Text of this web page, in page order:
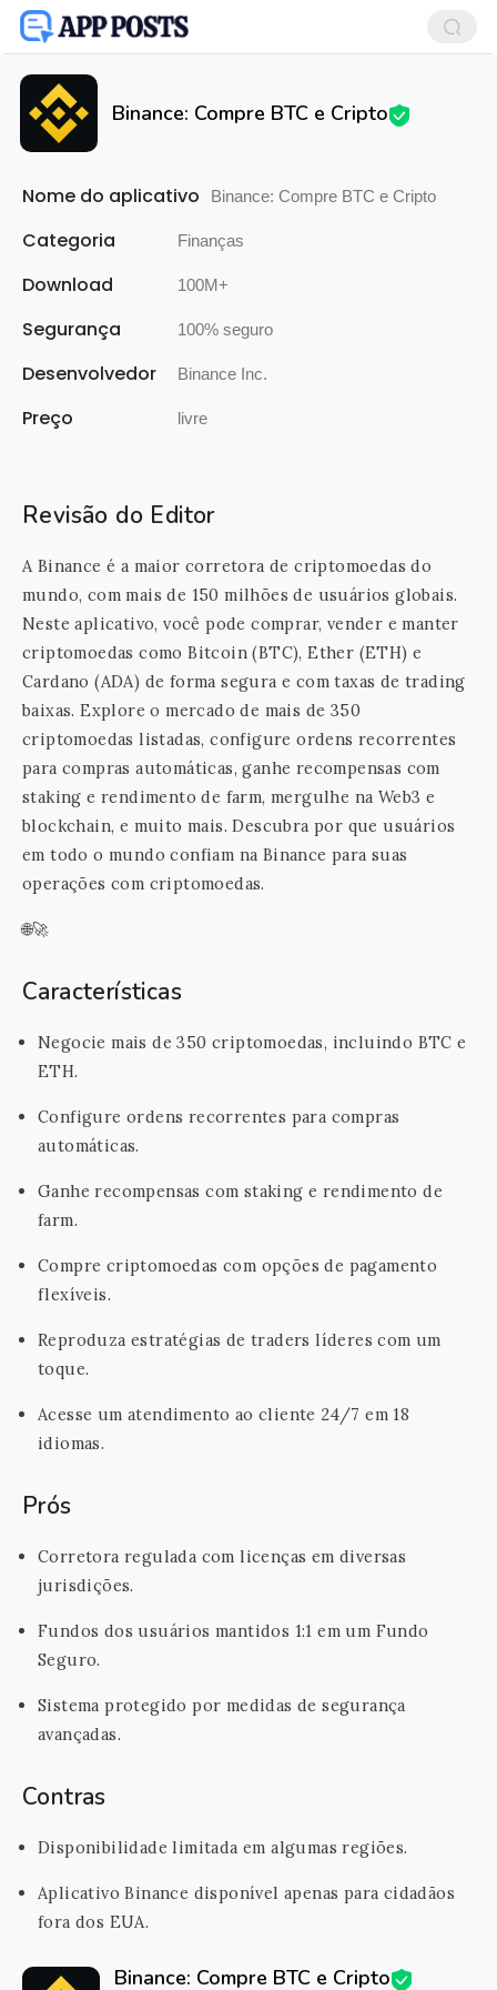
Binance: Compre BTC e Cripto
Nome do aplicativo Binance: Compre BTC e Cripto
Categoria Finanças
Download 100M+
Segurança 100% seguro
Desenvolvedor Binance Inc.
Preço livre
Revisão do Editor
A Binance é a maior corretora de criptomoedas do
mundo, com mais de 150 milhões de usuários globais.
Neste aplicativo, você pode comprar, vender e manter
criptomoedas como Bitcoin (BTC), Ether (ETH) e
Cardano (ADA) de forma segura e com taxas de trading
baixas. Explore o mercado de mais de 350
criptomoedas listadas, configure ordens recorrentes
para compras automáticas, ganhe recompensas com
staking e rendimento de farm, mergulhe na Web3 e
blockchain, e muito mais. Descubra por que usuários
em todo o mundo confiam na Binance para suas
operações com criptomoedas.
🌐🚀
Características
Negocie mais de 350 criptomoedas, incluindo BTC e
ETH.
Configure ordens recorrentes para compras
automáticas.
Ganhe recompensas com staking e rendimento de
farm.
Compre criptomoedas com opções de pagamento
flexíveis.
Reproduza estratégias de traders líderes com um
toque.
Acesse um atendimento ao cliente 24/7 em 18
idiomas.
Prós
Corretora regulada com licenças em diversas
jurisdições.
Fundos dos usuários mantidos 1:1 em um Fundo
Seguro.
Sistema protegido por medidas de segurança
avançadas.
Contras
Disponibilidade limitada em algumas regiões.
Aplicativo Binance disponível apenas para cidadãos
fora dos EUA.
Binance: Compre BTC e Cripto